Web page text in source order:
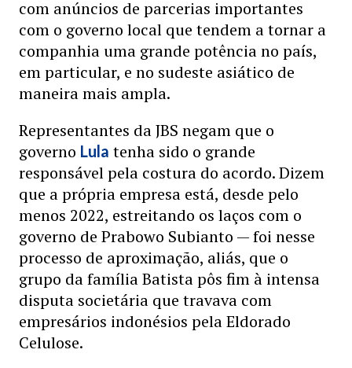
com anúncios de parcerias importantes
com o governo local que tendem a tornar a
companhia uma grande potência no país,
em particular, e no sudeste asiático de
maneira mais ampla.
Representantes da JBS negam que o
governo Lula tenha sido o grande
responsável pela costura do acordo. Dizem
que a própria empresa está, desde pelo
menos 2022, estreitando os laços com o
governo de Prabowo Subianto — foi nesse
processo de aproximação, aliás, que o
grupo da família Batista pôs fim à intensa
disputa societária que travava com
empresários indonésios pela Eldorado
Celulose.